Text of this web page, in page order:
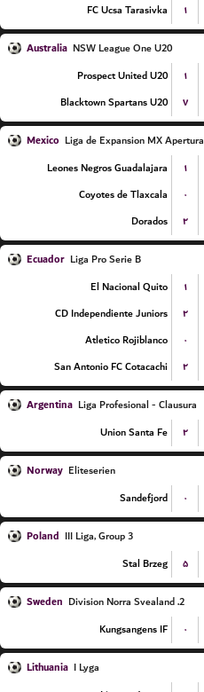
FC Ucsa Tarasivka
۱
Australia NSW League One U20
Prospect United U20
۱
Blacktown Spartans U20
۷
Mexico Liga de Expansion MX Apertura
Leones Negros Guadalajara
۱
Coyotes de Tlaxcala
۰
Dorados
۲
Ecuador Liga Pro Serie B
El Nacional Quito
۱
CD Independiente Juniors
۲
Atletico Rojiblanco
۰
San Antonio FC Cotacachi
۲
Argentina Liga Profesional - Clausura
Union Santa Fe
۲
Norway Eliteserien
Sandefjord
۰
Poland III Liga, Group 3
Stal Brzeg
۵
Sweden
2. Division Norra Svealand
Kungsangens IF
۰
Lithuania I Lyga